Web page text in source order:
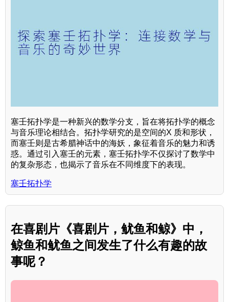
塞壬拓扑学是一种新兴的数学分支，旨在将拓扑学的概念
与音乐理论相结合。拓扑学研究的是空间的X 质和形状，
而塞壬则是古希腊神话中的海妖，象征着音乐的魅力和诱
惑。通过引入塞壬的元素，塞壬拓扑学不仅探讨了数学中
的复杂形态，也揭示了音乐在不同维度下的表现。
塞壬拓扑学
在喜剧片《喜剧片，鱿鱼和鲸》中，
鲸鱼和鱿鱼之间发生了什么有趣的故
事呢？